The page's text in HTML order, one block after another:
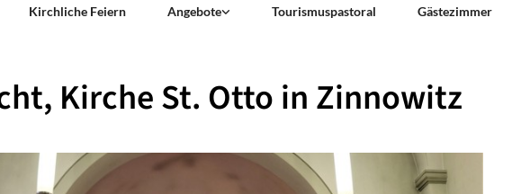
Kirchliche Feiern Angebote Tourismuspastoral Gästezimmer
Kirche St. Otto in Zinnowitz